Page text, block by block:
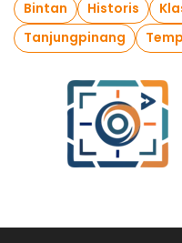
Bintan Historis
Tanjungpinang